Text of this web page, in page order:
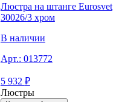
Люстра на штанге Eurosvet
30026/3 хром
В наличии
Арт.: 013772
5 932 ₽
Люстры